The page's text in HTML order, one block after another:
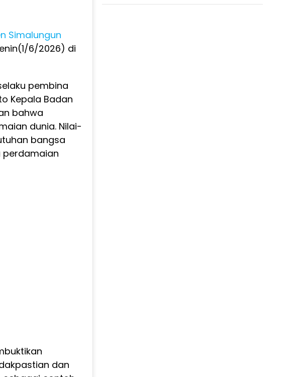
Simalungun
6/2026) di
pembina
Kepala Badan
bahwa
dunia. Nilai-
bangsa
perdamaian
dan